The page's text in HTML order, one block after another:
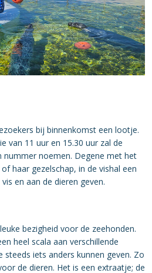
bij binnenkomst een lootje.
van 11 uur en 15.30 uur zal de
nummer noemen. Degene met het
haar gezelschap, in de vishal een
en aan de dieren geven.
bezigheid voor de zeehonden.
heel scala aan verschillende
iets anders kunnen geven. Zo
de dieren. Het is een extraatje; de